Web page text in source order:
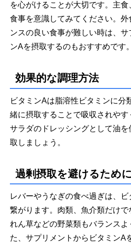
を心がけることが大切です。主
食事を意識してみてください。
ンスの良い食事が難しい時は、サ
ンAを摂取するのもおすすめです。
効果的な調理方法
ビタミンAは脂溶性ビタミンに分
緒に摂取することで吸収されや
サラダのドレッシングとして油
取しましょう。
過剰摂取を避けるために
レバーやうなぎの食べ過ぎは、
繋がります。肉類、魚介類だけで
れん草などの野菜類もバランスよ
た、サプリメントからビタミンA